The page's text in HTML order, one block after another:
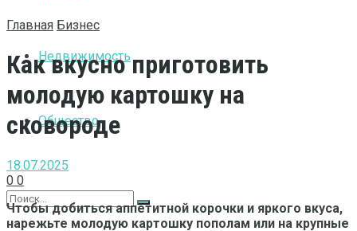
Недвижимость
Общество
Главная Бизнес
Как вкусно приготовить
молодую картошку на
сковороде
18.07.2025
0 0
Чтобы добиться аппетитной корочки и яркого вкуса,
нарежьте молодую картошку пополам или на крупные